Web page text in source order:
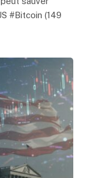
#Bitcoin (149